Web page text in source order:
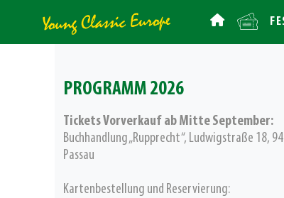
PROGRAMM 2026
Tickets Vorverkauf ab Mitte September:
Buchhandlung „Rupprecht“, Ludwigstraße 18,
Passau
Kartenbestellung und Reservierung: